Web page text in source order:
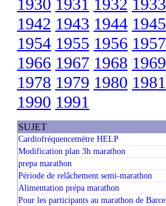
1930 1931 1932 1933
1942 1943 1944 1945
1954 1955 1956 1957
1966 1967 1968 1969
1978 1979 1980 1981
1990 1991
SUJET
Cardiofréquencemètre HELP
Modification plan 3h marathon
prepa marathon
Période de relâchement semi-marathon
Alimentation prépa marathon
Pour les participants au marathon de